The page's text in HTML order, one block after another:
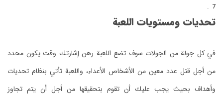
تحديات ومستويات اللعبة
في كل جولة من الجولات سوف تضع اللعبة رهن إشارتك وقت يكون محدد
من أجل قتل عدد معين من الأشخاص الأعداء، واللعبة تأتي بنظام تحديات
وأهداف بحيث يجب عليك أن تقوم بتحقيقها من أجل أن يتم تجاوز